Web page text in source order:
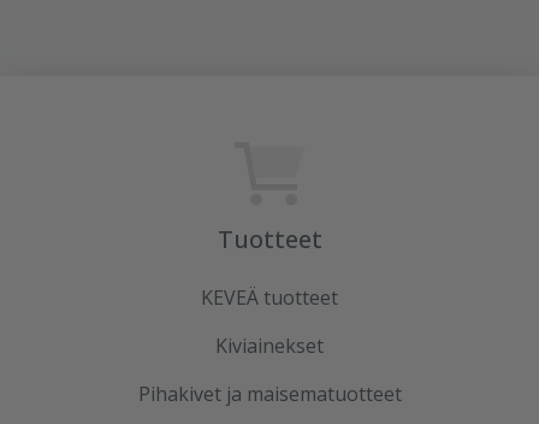
Tuotteet
KEVEÄ tuotteet
Kiviainekset
Pihakivet ja maisematuotteet